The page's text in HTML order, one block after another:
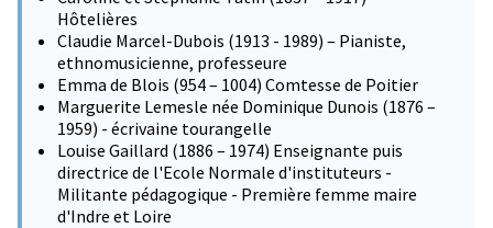
Hôtelières
Claudie Marcel-Dubois (1913 - 1989) – Pianiste,
ethnomusicienne, professeure
Emma de Blois (954 – 1004) Comtesse de Poitier
Marguerite Lemesle née Dominique Dunois (1876 –
1959) - écrivaine tourangelle
Louise Gaillard (1886 – 1974) Enseignante puis
directrice de l'Ecole Normale d'instituteurs -
Militante pédagogique - Première femme maire
d'Indre et Loire